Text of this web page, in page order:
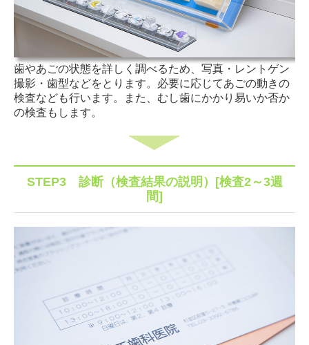
歯やあごの状態を詳しく調べるため、写真・レントゲン
撮影・歯型などをとります。必要に応じてあごの動きの
検査なども行います。また、むし歯にかかり易いか否か
の検査もします。
STEP3 診断（検査結果の説明）[検査2～3週
間]